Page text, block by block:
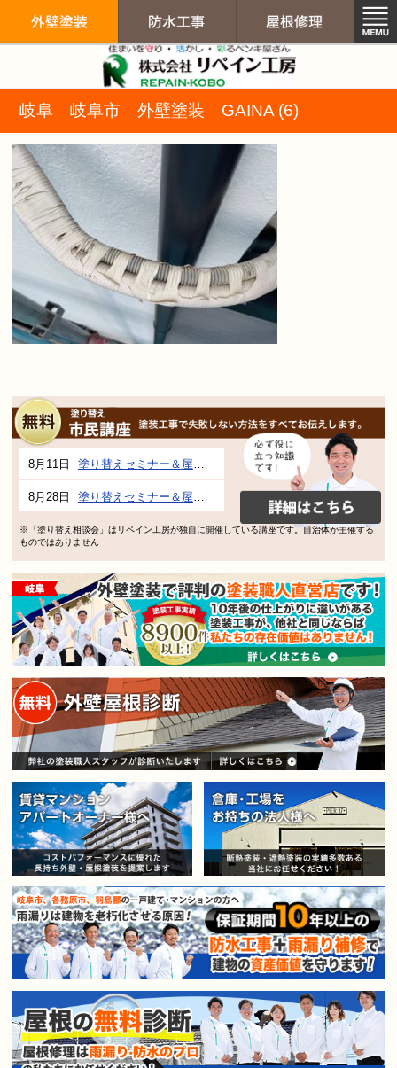
岐阜 岐阜市 外壁塗装 GAINA (6)
8月11日 塗り替えセミナー＆屋根、外壁の塗り替え市民講座 inぎふメディアコスモス
8月28日 塗り替えセミナー＆屋根、外壁の塗り替え市民講座 inぎふメディアコスモス
※「塗り替え相談会」はリペイン工房が独自に開催している講座です。自治体が主催する
ものではありません
賃貸マンション・アパートオー